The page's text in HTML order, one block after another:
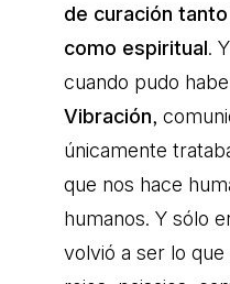
de curación
como espiritual.
cuando pudo
Vibración,
únicamente
que nos hace
humanos. Y sólo
volvió a ser lo